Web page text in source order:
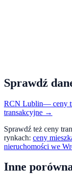
Sprawdź
RCN Lublin— ceny
transakcyjne →
Sprawdź też ceny
rynkach: ceny
nieruchomości we
Inne